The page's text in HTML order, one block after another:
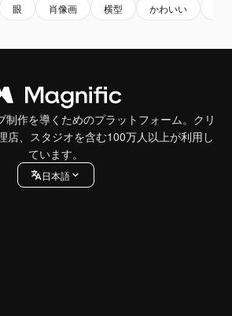
眼 肖像画 横型 かわいい
制作を導くためのプラットフォーム。クリ
店、スタジオを含む100万人以上が利用し
ています。
日本語